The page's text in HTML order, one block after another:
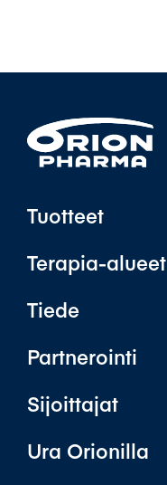
Tuotteet
Terapia-alueet
Tiede
Partnerointi
Sijoittajat
Ura Orionilla